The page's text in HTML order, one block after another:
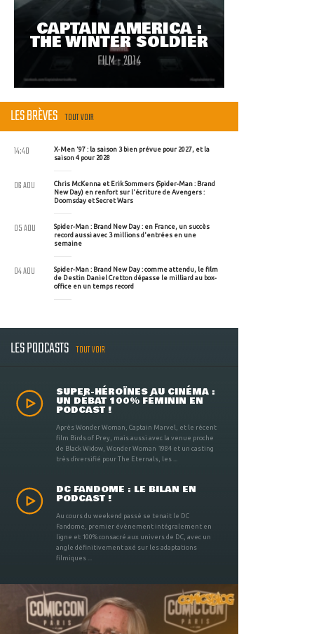
CAPTAIN AMERICA :
THE WINTER SOLDIER
FILM - 2014
LES BRÈVES TOUT VOIR
X-Men '97 : la saison 3 bien prévue pour 2027, et la
saison 4 pour 2028
14:40
Chris McKenna et Erik Sommers (Spider-Man : Brand
New Day) en renfort sur l'écriture de Avengers :
Doomsday et Secret Wars
06 AOU
Spider-Man : Brand New Day : en France, un succès
record aussi avec 3 millions d'entrées en une
semaine
05 AOU
Spider-Man : Brand New Day : comme attendu, le film
de Destin Daniel Cretton dépasse le milliard au box-
office en un temps record
04 AOU
LES PODCASTS TOUT VOIR
SUPER-HÉROÏNES AU CINÉMA :
UN DÉBAT 100% FÉMININ EN
PODCAST !
Après Wonder Woman, Captain Marvel, et le récent
film Birds of Prey, mais aussi avec la venue proche
de Black Widow, Wonder Woman 1984 et un casting
très diversifié pour The Eternals, les ...
DC FANDOME : LE BILAN EN
PODCAST !
Au cours du weekend passé se tenait le DC
Fandome, premier évènement intégralement en
ligne et 100% consacré aux univers de DC, avec un
angle définitivement axé sur les adaptations
filmiques ...